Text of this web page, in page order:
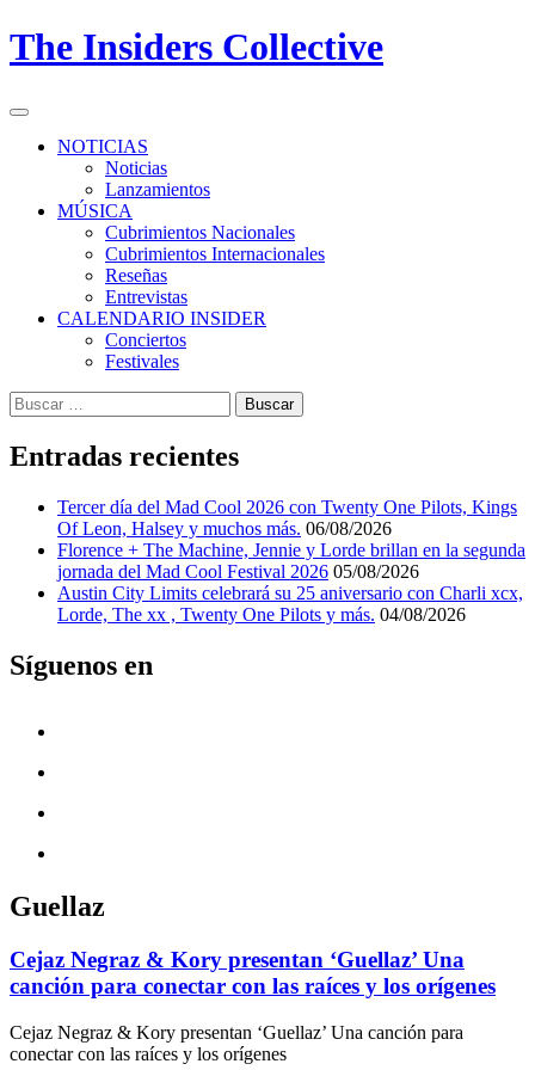
Skip
to
The Insiders Collective
Primary
NOTICIAS
Noticias
Lanzamientos
MÚSICA
Cubrimientos Nacionales
Cubrimientos Internacionales
Reseñas
Entrevistas
CALENDARIO INSIDER
Conciertos
Festivales
Buscar:
Entradas recientes
Tercer día del Mad Cool 2026 con Twenty One Pilots, Kings
Of Leon, Halsey y muchos más. 06/08/2026
Florence + The Machine, Jennie y Lorde brillan en la segunda
jornada del Mad Cool Festival 2026 05/08/2026
Austin City Limits celebrará su 25 aniversario con Charli xcx,
Lorde, The xx , Twenty One Pilots y más. 04/08/2026
Síguenos en
Guellaz
Cejaz Negraz & Kory presentan ‘Guellaz’ Una
canción para conectar con las raíces y los orígenes
Cejaz Negraz & Kory presentan ‘Guellaz’ Una canción para
conectar con las raíces y los orígenes